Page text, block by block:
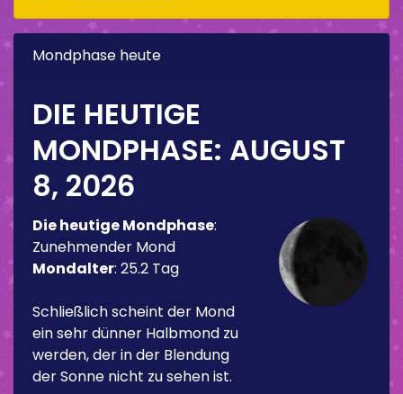
Mondphase heute
DIE HEUTIGE
MONDPHASE: AUGUST
8, 2026
Die heutige Mondphase:
Zunehmender Mond
Mondalter: 25.2 Tag
Schließlich scheint der Mond
ein sehr dünner Halbmond zu
werden, der in der Blendung
der Sonne nicht zu sehen ist.